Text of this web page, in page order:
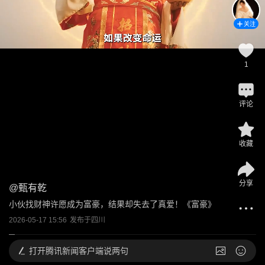
@甄有乾
小伙找财神许愿成为富豪，结果却失去了真爱！《富豪》
2026-05-17 15:56 发布于四川
关注
1
评论
收藏
分享
打开腾讯新闻客户端说两句